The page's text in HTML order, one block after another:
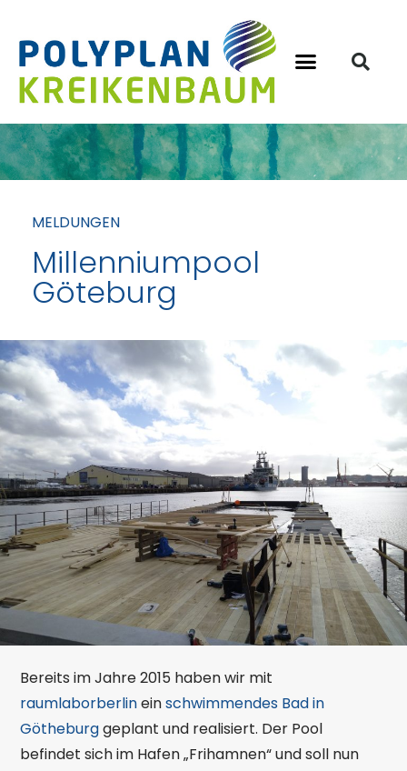
MELDUNGEN
Millenniumpool
Göteburg
Bereits im Jahre 2015 haben wir mit
raumlaborberlineinschwimmendes Bad in
Götheburggeplant und realisiert. Der Pool
befindet sich im Hafen „Frihamnen“ und soll nun